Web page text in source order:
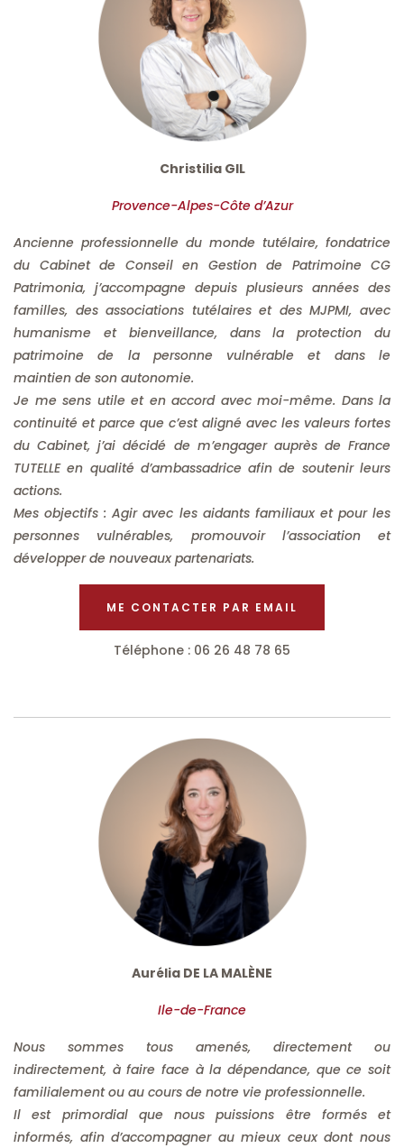
Christilia GIL
Provence-Alpes-Côte d’Azur
Ancienne professionnelle du monde tutélaire, fondatrice
du Cabinet de Conseil en Gestion de Patrimoine CG
Patrimonia, j’accompagne depuis plusieurs années des
familles, des associations tutélaires et des MJPMI, avec
humanisme et bienveillance, dans la protection du
patrimoine de la personne vulnérable et dans le
maintien de son autonomie.
Je me sens utile et en accord avec moi-même. Dans la
continuité et parce que c’est aligné avec les valeurs fortes
du Cabinet, j’ai décidé de m’engager auprès de France
TUTELLE en qualité d’ambassadrice afin de soutenir leurs
actions.
Mes objectifs : Agir avec les aidants familiaux et pour les
personnes vulnérables, promouvoir l’association et
développer de nouveaux partenariats.
ME CONTACTER PAR EMAIL
Téléphone : 06 26 48 78 65
Aurélia DE LA MALÈNE
Ile-de-France
Nous sommes tous amenés, directement ou
indirectement, à faire face à la dépendance, que ce soit
familialement ou au cours de notre vie professionnelle.
Il est primordial que nous puissions être formés et
informés, afin d’accompagner au mieux ceux dont nous